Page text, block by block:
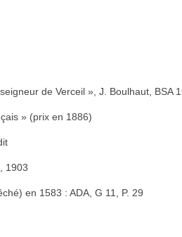
de Verceil », J. Boulhaut, BSA
» (prix en 1886)
1903
en 1583 : ADA, G 11, P. 29